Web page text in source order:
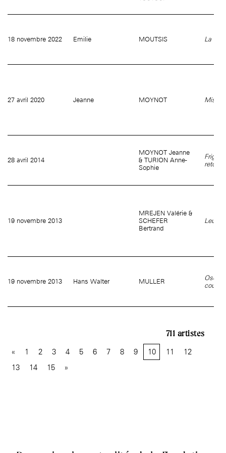
18 novembre 2022 Emilie MOUTSIS La
27 avril 2020 Jeanne MOYNOT
28 avril 2014
MOYNOT Jeanne
& TURION Anne-
Sophie
retour
19 novembre 2013
MREJEN Valérie &
SCHEFER
Bertrand
Leur
19 novembre 2013 Hans Walter MULLER
711
«
1 2 3 4 5 6 7 8 9 10 11
12
13
14 15 »